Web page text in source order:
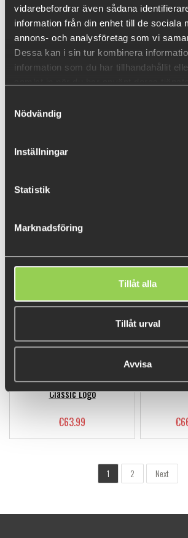
vidarebefordrar även sådana
information från din enhet till de sociala
annons- och analysföretag som vi
Dessa kan i sin tur kombinera
information som du har tillhandahållit
Nödvändig
Inställningar
Statistik
Marknadsföring
Tillåt alla
Tillåt urval
Avvisa
Predator Bundle 500SEK
Personalized card
€45.31 (€60.78)
Hoodie Team Galant JR
Classic Logo
€63.99
1 2 Next